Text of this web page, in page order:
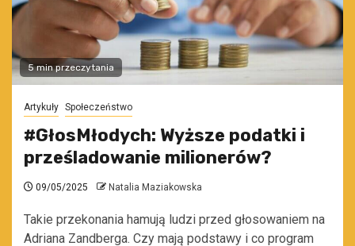
5 min przeczytania
Artykuły Społeczeństwo
#GłosMłodych: Wyższe podatki i
prześladowanie milionerów?
09/05/2025 Natalia Maziakowska
Takie przekonania hamują ludzi przed głosowaniem na
Adriana Zandberga. Czy mają podstawy i co program